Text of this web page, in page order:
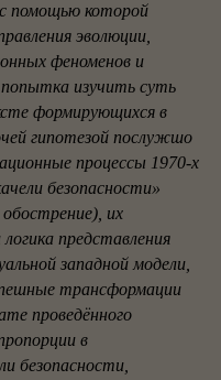
помощью которой
эволюции,
феноменов и
изучить суть
формирующихся в
гипотезой послужшо
процессы 1970-х
безопасности»
их
представления
западной модели,
трансформации
проведённого
в
безопасности,